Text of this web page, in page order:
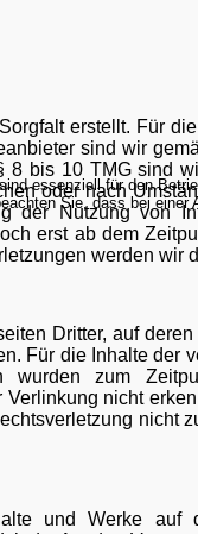
erstellt. Für
sind wir
8 bis 10 TMG sind
oder nach
der Nutzung von
erst ab dem
werden wir
Dritter, auf
Für die Inhalte
wurden zum
nicht
nicht
und Werke auf
essenziell für den
Sie, dass bei